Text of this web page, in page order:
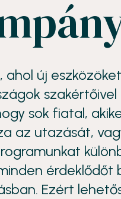
új
sok fiatal,
az utazását,
érdeklődőt
Ezért